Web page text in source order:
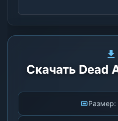
Скачать Dead
Размер: